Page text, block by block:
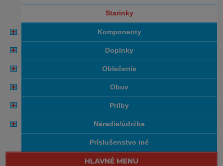
starinky
komponenty
doplnky
oblečenie
obuv
prilby
náradie/údržba
príslušenstvo iné
HLAVNÉ MENU